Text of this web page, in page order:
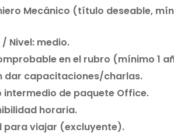
Mecánico (título deseable,
Nivel: medio.
en el rubro (mínimo 1
dar capacitaciones/charlas.
intermedio de paquete Office.
horaria.
para viajar (excluyente).